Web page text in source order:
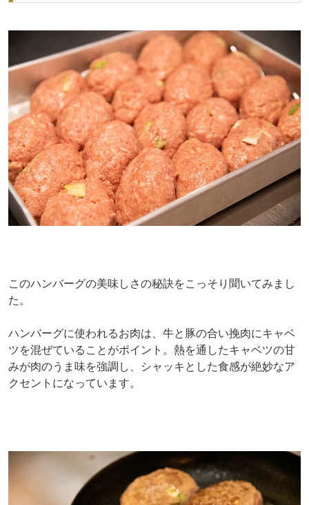
このハンバーグの美味しさの秘訣をこっそり聞いてみまし
た。
ハンバーグに使われるお肉は、牛と豚の合い挽肉にキャベ
ツを混ぜていることがポイント。熱を通したキャベツの甘
みが肉のうま味を強調し、シャッキとした食感が絶妙なア
クセントになっています。